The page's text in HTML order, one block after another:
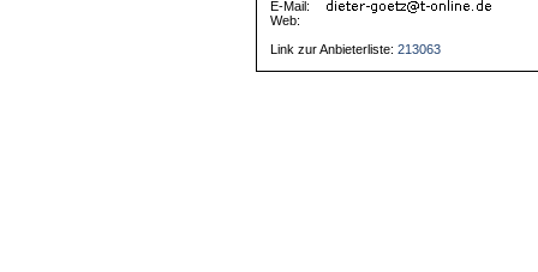
E-Mail:
Web:
Link zur Anbieterliste:213063